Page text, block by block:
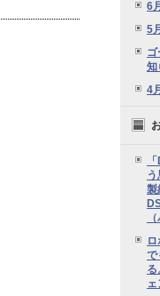
6
5
知
4
製
で